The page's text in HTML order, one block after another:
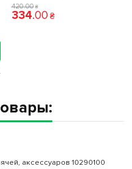
420.00 ₴
334.00 ₴
аксессуаров 10290100